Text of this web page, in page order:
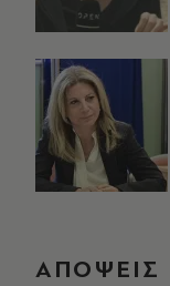
ΑΠΟΨΕΙΣ